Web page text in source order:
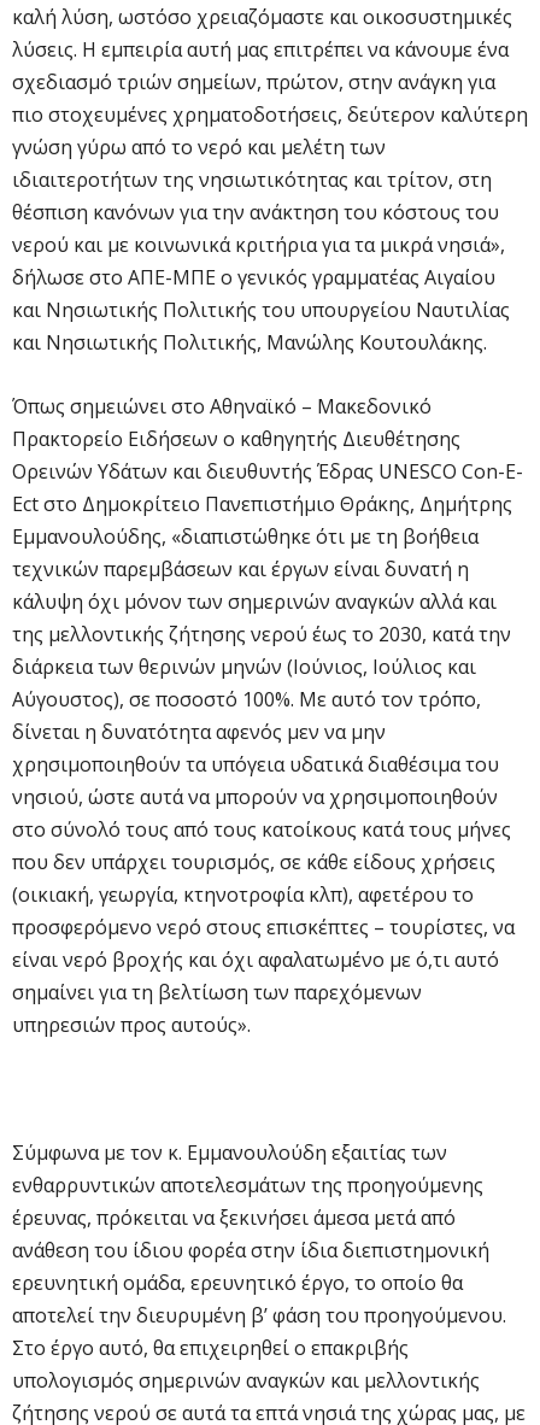
καλή λύση, ωστόσο χρειαζόμαστε και οικοσυστημικές
λύσεις. Η εμπειρία αυτή μας επιτρέπει να κάνουμε ένα
σχεδιασμό τριών σημείων, πρώτον, στην ανάγκη για
πιο στοχευμένες χρηματοδοτήσεις, δεύτερον καλύτερη
γνώση γύρω από το νερό και μελέτη των
ιδιαιτεροτήτων της νησιωτικότητας και τρίτον, στη
θέσπιση κανόνων για την ανάκτηση του κόστους του
νερού και με κοινωνικά κριτήρια για τα μικρά νησιά»,
δήλωσε στο ΑΠΕ-ΜΠΕ ο γενικός γραμματέας Αιγαίου
και Νησιωτικής Πολιτικής του υπουργείου Ναυτιλίας
και Νησιωτικής Πολιτικής, Μανώλης Κουτουλάκης.
Όπως σημειώνει στο Αθηναϊκό – Μακεδονικό
Πρακτορείο Ειδήσεων ο καθηγητής Διευθέτησης
Ορεινών Υδάτων και διευθυντής Έδρας UNESCO Con-E-
Ect στο Δημοκρίτειο Πανεπιστήμιο Θράκης, Δημήτρης
Εμμανουλούδης, «διαπιστώθηκε ότι με τη βοήθεια
τεχνικών παρεμβάσεων και έργων είναι δυνατή η
κάλυψη όχι μόνον των σημερινών αναγκών αλλά και
της μελλοντικής ζήτησης νερού έως το 2030, κατά την
διάρκεια των θερινών μηνών (Ιούνιος, Ιούλιος και
Αύγουστος), σε ποσοστό 100%. Με αυτό τον τρόπο,
δίνεται η δυνατότητα αφενός μεν να μην
χρησιμοποιηθούν τα υπόγεια υδατικά διαθέσιμα του
νησιού, ώστε αυτά να μπορούν να χρησιμοποιηθούν
στο σύνολό τους από τους κατοίκους κατά τους μήνες
που δεν υπάρχει τουρισμός, σε κάθε είδους χρήσεις
(οικιακή, γεωργία, κτηνοτροφία κλπ), αφετέρου το
προσφερόμενο νερό στους επισκέπτες – τουρίστες, να
είναι νερό βροχής και όχι αφαλατωμένο με ό,τι αυτό
σημαίνει για τη βελτίωση των παρεχόμενων
υπηρεσιών προς αυτούς».
Σύμφωνα με τον κ. Εμμανουλούδη εξαιτίας των
ενθαρρυντικών αποτελεσμάτων της προηγούμενης
έρευνας, πρόκειται να ξεκινήσει άμεσα μετά από
ανάθεση του ίδιου φορέα στην ίδια διεπιστημονική
ερευνητική ομάδα, ερευνητικό έργο, το οποίο θα
αποτελεί την διευρυμένη β’ φάση του προηγούμενου.
Στο έργο αυτό, θα επιχειρηθεί ο επακριβής
υπολογισμός σημερινών αναγκών και μελλοντικής
ζήτησης νερού σε αυτά τα επτά νησιά της χώρας μας, με